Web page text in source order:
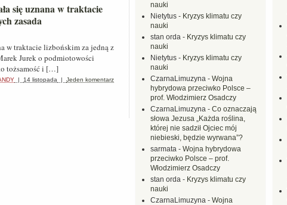
się uznana w traktacie
zasada
w traktacie lizbońskim za jedną z
Jurek o podmiotowości
tożsamość i […]
| 14 listopada | Jeden komentarz
nauki
Nietytus - Kryzys klimatu czy
nauki
stan orda - Kryzys klimatu czy
nauki
Nietytus - Kryzys klimatu czy
nauki
CzarnaLimuzyna - Wojna
hybrydowa przeciwko Polsce –
prof. Włodzimierz Osadczy
CzarnaLimuzyna - Co oznaczają
słowa Jezusa „Każda roślina,
której nie sadził Ojciec mój
niebieski, będzie wyrwana”?
sarmata - Wojna hybrydowa
przeciwko Polsce – prof.
Włodzimierz Osadczy
stan orda - Kryzys klimatu czy
nauki
CzarnaLimuzyna - Wojna